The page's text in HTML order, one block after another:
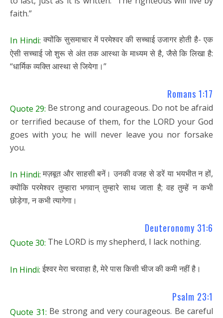
faith.”
In Hindi: क्योंकि सुसमाचार में परमेश्वर की सच्चाई उजागर होती है- एक
ऐसी सच्चाई जो शुरू से अंत तक आस्था के माध्यम से है, जैसे कि लिखा है:
“धार्मिक व्यक्ति आस्था से जियेगा।”
Romans 1:17
Quote 29: Be strong and courageous. Do not be afraid
or terrified because of them, for the LORD your God
goes with you; he will never leave you nor forsake
you.
In Hindi:मज़बूत और साहसी बनें। उनकी वजह से डरें या भयभीत न हों,
क्योंकि परमेश्वर तुम्हारा भगवान् तुम्हारे साथ जाता है; वह तुम्हें न कभी
छोड़ेगा, न कभी त्यागेगा।
Deuteronomy 31:6
Quote 30: The LORD is my shepherd, I lack nothing.
In Hindi:ईश्वर मेरा चरवाहा है, मेरे पास किसी चीज की कमी नहीं है।
Psalm 23:1
Quote 31: Be strong and very courageous. Be careful